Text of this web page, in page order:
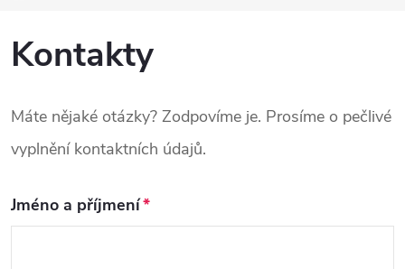
Kontakty
Máte nějaké otázky? Zodpovíme je. Prosíme o pečlivé
vyplnění kontaktních údajů.
Jméno a příjmení